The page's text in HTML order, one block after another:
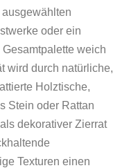
oder ein
weich
wird durch natürliche,
Holztische,
Stein oder Rattan
dekorativer Zierrat
Texturen einen